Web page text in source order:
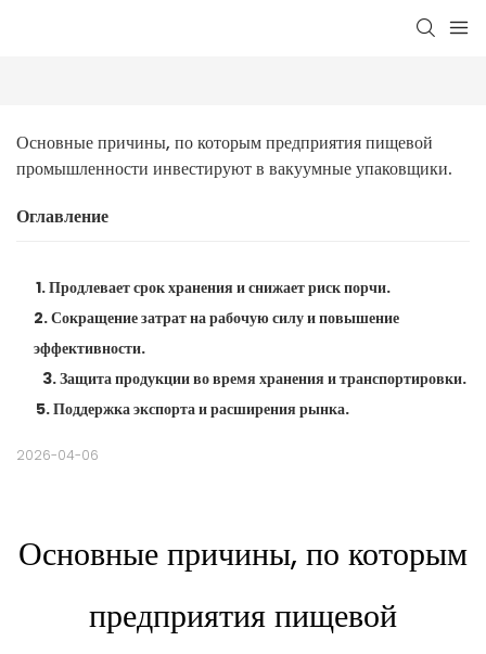
Основные причины, по которым предприятия пищевой
промышленности инвестируют в вакуумные упаковщики.
Оглавление
1. Продлевает срок хранения и снижает риск порчи.
2. Сокращение затрат на рабочую силу и повышение
эффективности.
3. Защита продукции во время хранения и транспортировки.
5. Поддержка экспорта и расширения рынка.
2026-04-06
Основные причины, по которым
предприятия пищевой